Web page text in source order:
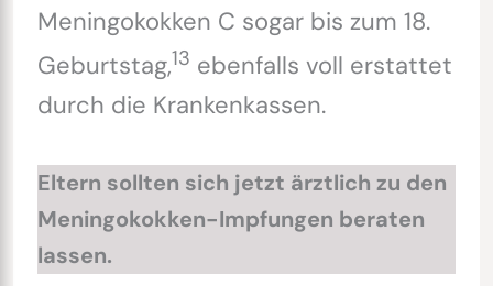
Meningokokken C sogar bis zum 18.
Geburtstag,13 ebenfalls voll erstattet
durch die Krankenkassen.
Eltern sollten sich jetzt ärztlich zu den
Meningokokken-Impfungen beraten
lassen.